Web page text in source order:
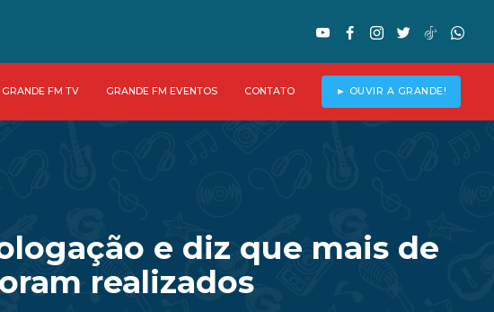
GRANDE FM TV GRANDE FM EVENTOS CONTATO ► OUVIR A GRANDE!
e diz que mais de
realizados